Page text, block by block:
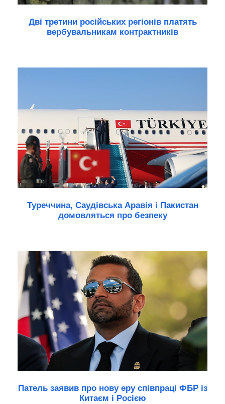
Дві третини російських регіонів платять
вербувальникам контрактників
Туреччина, Саудівська Аравія і Пакистан
домовляться про безпеку
Патель заявив про нову еру співпраці ФБР із
Китаєм і Росією